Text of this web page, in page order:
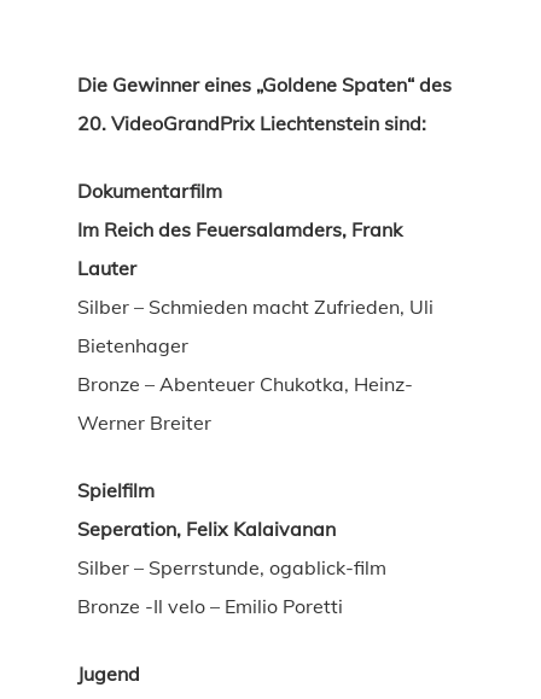
Die Gewinner eines „Goldene Spaten“ des
20. VideoGrandPrix Liechtenstein sind:
Dokumentarfilm
Im Reich des Feuersalamders, Frank
Lauter
Silber – Schmieden macht Zufrieden, Uli
Bietenhager
Bronze – Abenteuer Chukotka, Heinz-
Werner Breiter
Spielfilm
Seperation, Felix Kalaivanan
Silber – Sperrstunde, ogablick-film
Bronze -Il velo – Emilio Poretti
Jugend